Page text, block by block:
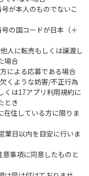
が本人のものでないこ
の国コードが日本（＋
人に転売もしくは譲渡し
場合
による応募である場合
くような妨害/不正行為
くは17アプリ利用規約に
とき
在住している方に限りま
業日以内を目安に行いま
意事項に同意したものと